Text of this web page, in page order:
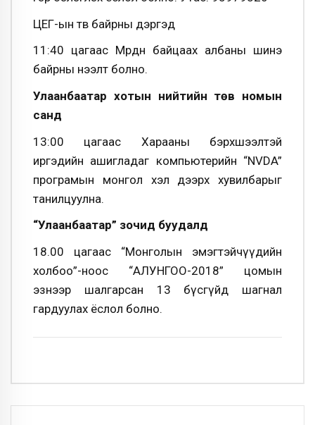
ЦЕГ-ын төв байрны дэргэд
11:40 цагаас Мөрдөн байцаах албаны шинэ
байрны нээлт болно.
Улаанбаатар хотын нийтийн төв номын
санд
13:00 цагаас Харааны бэрхшээлтэй
иргэдийн ашигладаг компьютерийн “NVDA”
програмын монгол хэл дээрх хувилбарыг
танилцуулна.
“Улаанбаатар” зочид буудалд
18.00 цагаас “Монголын эмэгтэйчүүдийн
холбоо”-ноос “АЛУНГОО-2018” цомын
эзнээр шалгарсан 13 бүсгүйд шагнал
гардуулах ёслол болно.